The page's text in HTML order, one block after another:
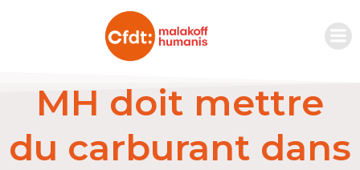
MH doit mettre
du carburant dans